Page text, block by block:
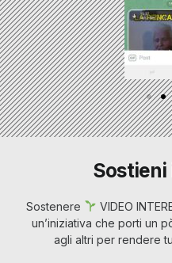
Sostenere
VIDEO
un’iniziativa che porti un
agli altri per rendere